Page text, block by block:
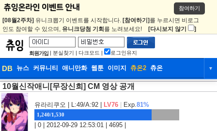
참여하기
[08월2주차] 유니크뽑기 이벤트를 시작합니다. [참여하기] 를 누르시면 비로그
인도 참여할 수 있으며, 유니크당첨 기회 를 노려보세요! [다시보지 않기 ]
회원가입 | 분실찾기 | 다크모드 | 로그인유지
DB 뉴스 커뮤니티 애니만화 웹툰 이미지 츄온2 츄온 ▼
DB 뉴스 커뮤니티
웹툰 이미지 츄온2
10월신작애니[무장신희] CM 영상 공개
유라리쿠오 | L:49/A:92 | LV76 Exp.81%
1,240/1,530
| 0 | 2012-09-29 12:53:01 | 4695 |